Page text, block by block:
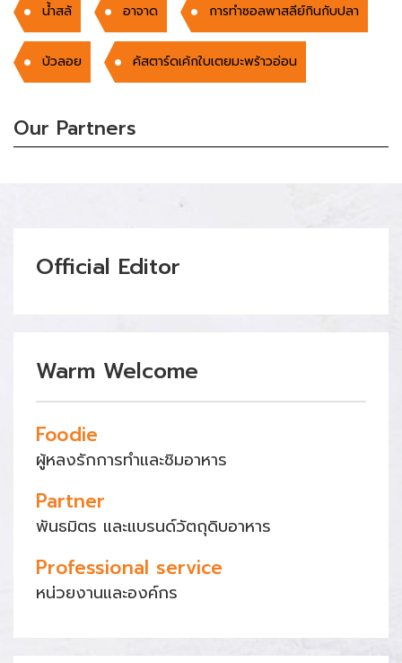
น้ำสลั อาจาด การทำซอลพาสลีย์กินกับปลา
บัวลอย คัสตาร์ดเค้กใบเตยมะพร้าวอ่อน
Our Partners
Official Editor
Warm Welcome
Foodie
ผู้หลงรักการทำและชิมอาหาร
Partner
พันธมิตร และแบรนด์วัตถุดิบอาหาร
Professional service
หน่วยงานและองค์กร